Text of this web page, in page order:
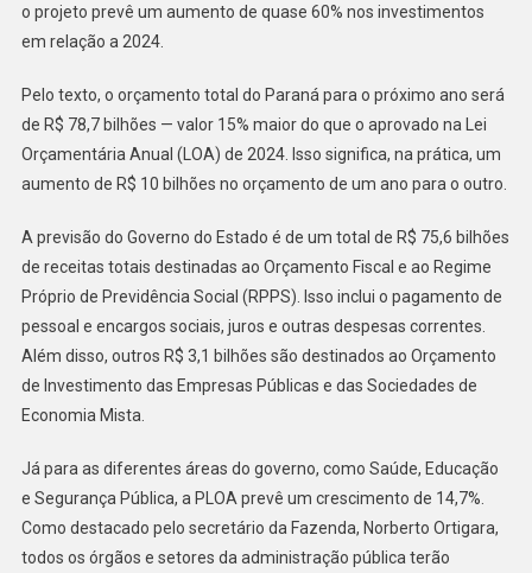
LEGISLATIVA
o projeto prevê um aumento de quase 60% nos investimentos
em relação a 2024.
Pelo texto, o orçamento total do Paraná para o próximo ano será
de R$ 78,7 bilhões — valor 15% maior do que o aprovado na Lei
Orçamentária Anual (LOA) de 2024. Isso significa, na prática, um
aumento de R$ 10 bilhões no orçamento de um ano para o outro.
A previsão do Governo do Estado é de um total de R$ 75,6 bilhões
de receitas totais destinadas ao Orçamento Fiscal e ao Regime
Próprio de Previdência Social (RPPS). Isso inclui o pagamento de
pessoal e encargos sociais, juros e outras despesas correntes.
Além disso, outros R$ 3,1 bilhões são destinados ao Orçamento
de Investimento das Empresas Públicas e das Sociedades de
Economia Mista.
Já para as diferentes áreas do governo, como Saúde, Educação
e Segurança Pública, a PLOA prevê um crescimento de 14,7%.
Como destacado pelo secretário da Fazenda, Norberto Ortigara,
todos os órgãos e setores da administração pública terão